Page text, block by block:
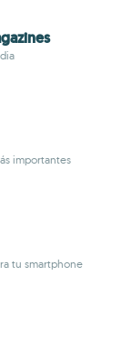
importantes
tu smartphone